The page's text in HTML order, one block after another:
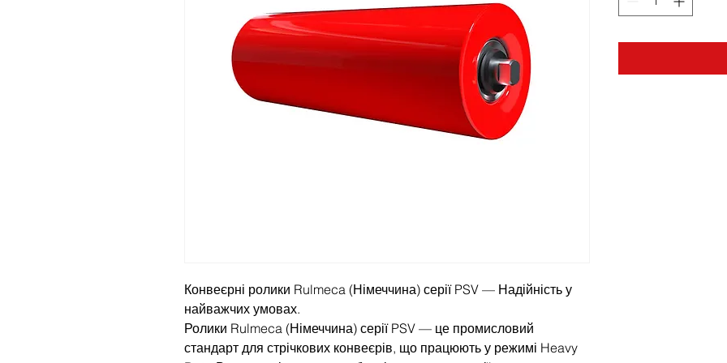
Конвеєрні ролики Rulmeca (Німеччина) серії PSV — Надійність у
найважчих умовах.
Ролики Rulmeca (Німеччина) серії PSV — це промисловий
стандарт для стрічкових конвеєрів, що працюють у режимі Heavy